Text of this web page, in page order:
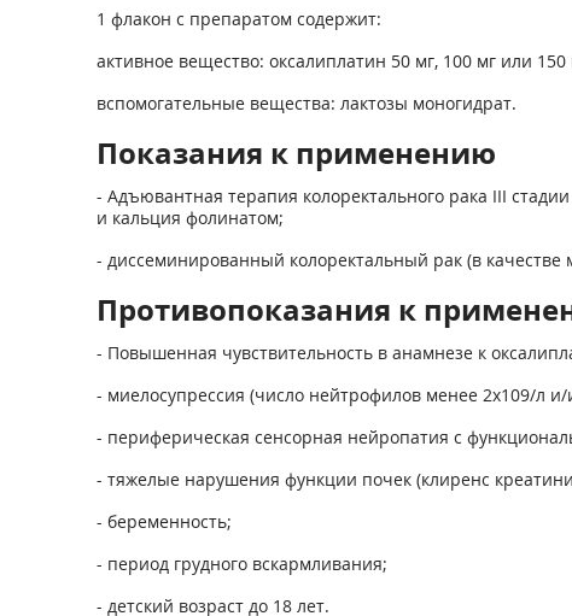
1 флакон с препаратом содержит:
активное вещество: оксалиплатин 50 мг, 100 мг или 150
вспомогательные вещества: лактозы моногидрат.
Показания к применению
- Адъювантная терапия колоректального рака III
и кальция фолинатом;
- диссеминированный колоректальный рак (в
Противопоказания к
- Повышенная чувствительность в анамнезе к
- миелосупрессия (число нейтрофилов менее 2х109/л и/
- периферическая сенсорная нейропатия с
- тяжелые нарушения функции почек (клиренс
- беременность;
- период грудного вскармливания;
- детский возраст до 18 лет.